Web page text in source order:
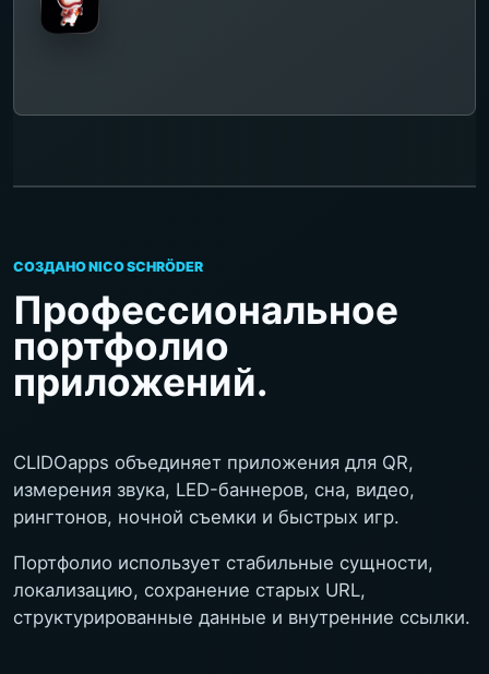
СОЗДАНО NICO SCHRÖDER
Профессиональное
портфолио
приложений.
CLIDOapps объединяет приложения для QR,
измерения звука, LED-баннеров, сна, видео,
рингтонов, ночной съемки и быстрых игр.
Портфолио использует стабильные сущности,
локализацию, сохранение старых URL,
структурированные данные и внутренние ссылки.